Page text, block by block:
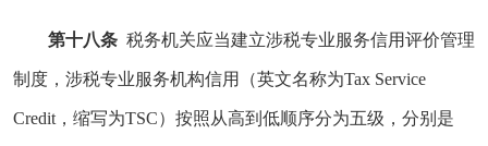
第十八条 税务机关应当建立涉税专业服务信用评价管理
制度，涉税专业服务机构信用（英文名称为Tax Service
Credit，缩写为TSC）按照从高到低顺序分为五级，分别是